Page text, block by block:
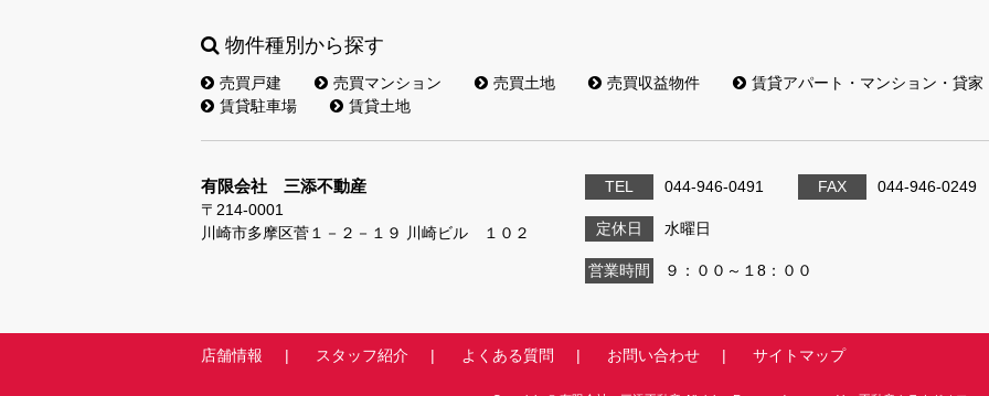
物件種別から探す
売買戸建 売買マンション 売買土地 売買収益物件 賃貸アパート・マンション・貸家
賃貸駐車場
賃貸土地
有限会社 三添不動産
〒214-0001
川崎市多摩区菅１－２－１９ 川崎ビル １０２
TEL 044-946-0491 FAX 044-946-0249
定休日 水曜日
営業時間 ９：００～１8：００
店舗情報 スタッフ紹介 よくある質問 お問い合わせ サイトマップ